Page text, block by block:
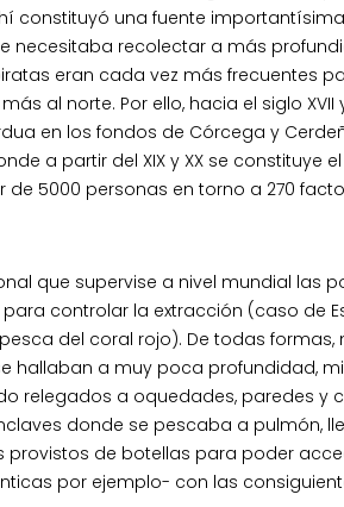
constituyó una fuente
necesitaba recolectar a más
eran cada vez más frecuentes
al norte. Por ello, hacia el siglo
en los fondos de Córcega y
a partir del XIX y XX se
5000 personas en torno a 270
que supervise a nivel mundial las
controlar la extracción (caso de
del coral rojo). De todas
hallaban a muy poca profundidad,
relegados a oquedades, paredes y
donde se pescaba a pulmón,
provistos de botellas para poder
por ejemplo- con las